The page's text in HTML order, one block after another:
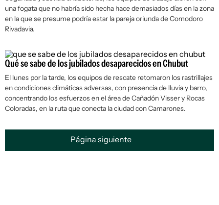
una fogata que no habría sido hecha hace demasiados días en la zona
en la que se presume podría estar la pareja oriunda de Comodoro
Rivadavia.
Qué se sabe de los jubilados desaparecidos en Chubut
El lunes por la tarde, los equipos de rescate retomaron los rastrillajes
en condiciones climáticas adversas, con presencia de lluvia y barro,
concentrando los esfuerzos en el área de Cañadón Visser y Rocas
Coloradas, en la ruta que conecta la ciudad con Camarones.
Página siguiente